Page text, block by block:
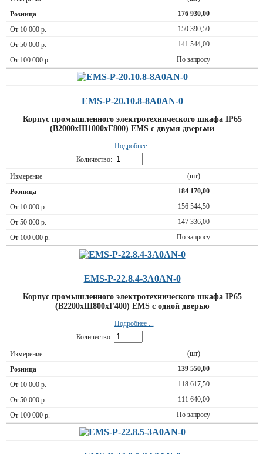
176 930,00
150 390,50
141 544,00
По запросу
EMS-P-20.10.8-8A0AN-0
Корпус промышленного электротехнического шкафа IP65
(В2000хШ1000хГ800) EMS c двумя дверьми
Подробнее ...
Количество:
(шт)
184 170,00
156 544,50
147 336,00
По запросу
EMS-P-22.8.4-3A0AN-0
Корпус промышленного электротехнического шкафа IP65
(В2200хШ800хГ400) EMS c одной дверью
Подробнее ...
Количество:
(шт)
139 550,00
118 617,50
111 640,00
По запросу